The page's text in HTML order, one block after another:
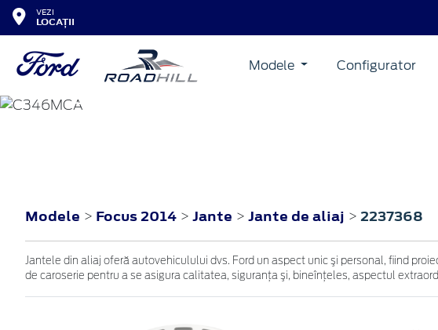
VEZI
LOCAȚII
Modele Configurator
FOCUS
Modele > Focus 2014 > Jante > Jante de aliaj > 2237368
Jantele din aliaj oferă autovehiculului dvs. Ford un aspect unic şi personal, fiind
de caroserie pentru a se asigura calitatea, siguranţa şi, bineînţeles, aspectul